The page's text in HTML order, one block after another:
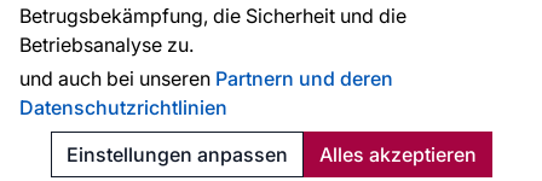
Betrugsbekämpfung, die Sicherheit und die
Betriebsanalyse zu.
und auch bei unseren Partnern und deren
Datenschutzrichtlinien
Einstellungen anpassen
Alles akzeptieren
© 2010 - 2026 Tapeteneshop
Created:
Reklalink s.r.o.
Schutz personenbezogener Daten